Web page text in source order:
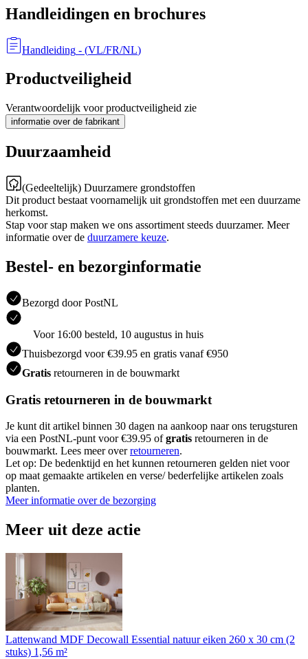
Handleidingen en brochures
Handleiding - (VL/FR/NL)
Productveiligheid
Verantwoordelijk voor productveiligheid zie
informatie over de fabrikant
Duurzaamheid
(Gedeeltelijk) Duurzamere grondstoffen
Dit product bestaat voornamelijk uit grondstoffen met een duurzame
herkomst.
Stap voor stap maken we ons assortiment steeds duurzamer. Meer
informatie over de duurzamere keuze.
Bestel- en bezorginformatie
Bezorgd door PostNL
Voor 16:00 besteld, 10 augustus in huis
Thuisbezorgd voor €39.95 en gratis vanaf €950
Gratis retourneren in de bouwmarkt
Gratis retourneren in de bouwmarkt
Je kunt dit artikel binnen 30 dagen na aankoop naar ons terugsturen
via een PostNL-punt voor €39.95 ofgratis retourneren in de
bouwmarkt. Lees meer overretourneren.
Let op: De bedenktijd en het kunnen retourneren gelden niet voor
op maat gemaakte artikelen en verse/ bederfelijke artikelen zoals
planten.
Meer informatie over de bezorging
Meer uit deze actie
Lattenwand MDF Decowall Essential natuur eiken 260 x 30 cm (2
stuks) 1,56 m²